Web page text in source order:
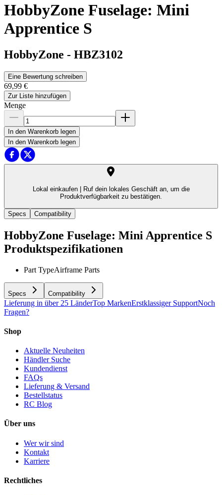
HobbyZone Fuselage: Mini
Apprentice S
HobbyZone - HBZ3102
Eine Bewertung schreiben
69,99 €
Zur Liste hinzufügen
Menge
In den Warenkorb legen
In den Warenkorb legen
Lokal einkaufen |
Ruf dein lokales Geschäft an, um die
Produktverfügbarkeit zu bestätigen.
Specs Compatibility
HobbyZone Fuselage: Mini Apprentice S
Produktspezifikationen
Part TypeAirframe Parts
Specs Compatibility
Lieferung in über 25 LänderTop MarkenErstklassiger SupportNoch
Fragen?
Shop
Aktuelle Neuheiten
Händler Suche
Kundendienst
FAQs
Lieferung & Versand
Bestellstatus
RC Blog
Über uns
Wer wir sind
Kontakt
Karriere
Rechtliches